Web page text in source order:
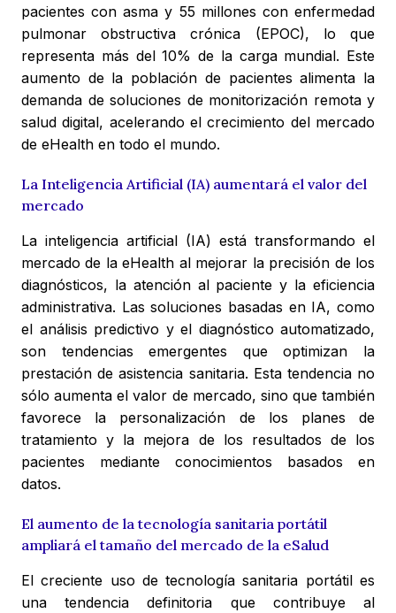
pacientes con asma y 55 millones con enfermedad
pulmonar obstructiva crónica (EPOC), lo que
representa más del 10% de la carga mundial. Este
aumento de la población de pacientes alimenta la
demanda de soluciones de monitorización remota y
salud digital, acelerando el crecimiento del mercado
de eHealth en todo el mundo.
La Inteligencia Artificial (IA) aumentará el valor del
mercado
La inteligencia artificial (IA) está transformando el
mercado de la eHealth al mejorar la precisión de los
diagnósticos, la atención al paciente y la eficiencia
administrativa. Las soluciones basadas en IA, como
el análisis predictivo y el diagnóstico automatizado,
son tendencias emergentes que optimizan la
prestación de asistencia sanitaria. Esta tendencia no
sólo aumenta el valor de mercado, sino que también
favorece la personalización de los planes de
tratamiento y la mejora de los resultados de los
pacientes mediante conocimientos basados en
datos.
El aumento de la tecnología sanitaria portátil
ampliará el tamaño del mercado de la eSalud
El creciente uso de tecnología sanitaria portátil es
una tendencia definitoria que contribuye al